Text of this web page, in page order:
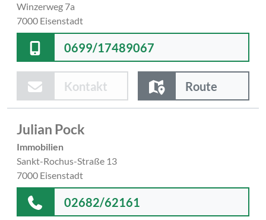
Winzerweg 7a
7000 Eisenstadt
0699/17489067
Kontakt Route
Julian Pock
Immobilien
Sankt-Rochus-Straße 13
7000 Eisenstadt
02682/62161